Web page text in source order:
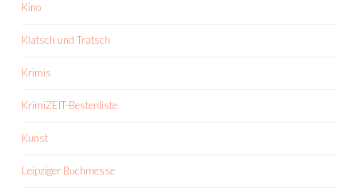
Kino
Klatsch und Tratsch
Krimis
KrimiZEIT-Bestenliste
Kunst
Leipziger Buchmesse